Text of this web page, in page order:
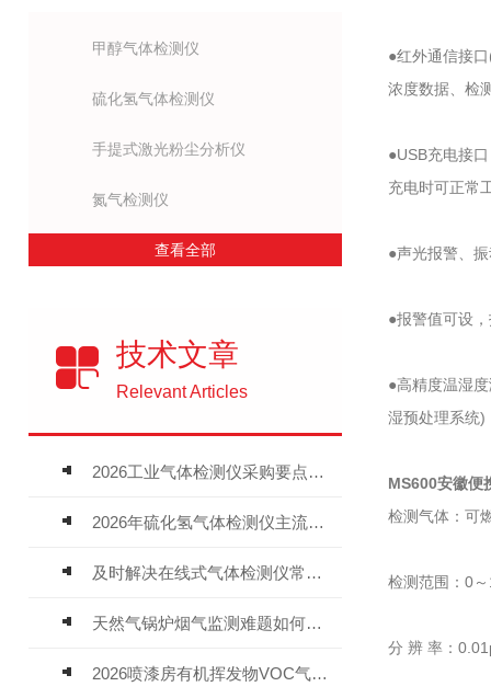
甲醇气体检测仪
硫化氢气体检测仪
手提式激光粉尘分析仪
氮气检测仪
查看全部
技术文章
Relevant Articles
2026工业气体检测仪采购要点：如何分辨固定式、复合、泵吸式检测仪优劣
2026年硫化氢气体检测仪主流品牌盘点及选型硬性要求
及时解决在线式气体检测仪常见问题有助于保障人员安全
天然气锅炉烟气监测难题如何解？
2026喷漆房有机挥发物VOC气体报警仪，选型安装全指南
●红外通信接
浓度数据、检
●USB充电接
充电时可正常
●声光报警、
●报警值可设
●高精度温湿
湿预处理系统)
MS600安徽便
检测气体：可
检测范围：0
分 辨 率：